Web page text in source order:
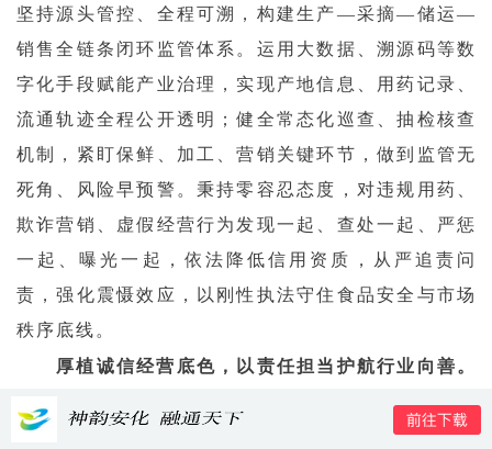
坚持源头管控、全程可溯，构建生产—采摘—储运—
销售全链条闭环监管体系。运用大数据、溯源码等数
字化手段赋能产业治理，实现产地信息、用药记录、
流通轨迹全程公开透明；健全常态化巡查、抽检核查
机制，紧盯保鲜、加工、营销关键环节，做到监管无
死角、风险早预警。秉持零容忍态度，对违规用药、
欺诈营销、虚假经营行为发现一起、查处一起、严惩
一起、曝光一起，依法降低信用资质，从严追责问
责，强化震慑效应，以刚性执法守住食品安全与市场
秩序底线。
厚植诚信经营底色，以责任担当护航行业向善。
强化正向典型案例宣传，引导市场主体摒弃短视逐利
思维，拒绝资本裹挟下的利益至上，坚守行业初心与